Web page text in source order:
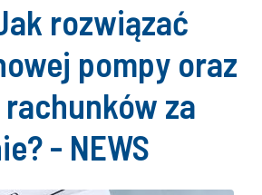
rozwiązać
pompy oraz
za
- NEWS